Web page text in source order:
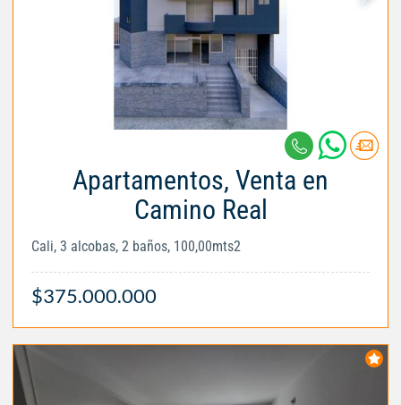
Apartamentos, Venta en
Camino Real
Cali, 3 alcobas, 2 baños, 100,00mts2
$375.000.000